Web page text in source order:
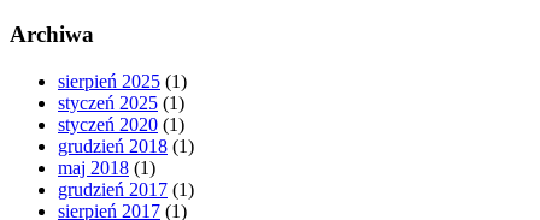
Archiwa
sierpień 2025 (1)
styczeń 2025 (1)
styczeń 2020 (1)
grudzień 2018 (1)
maj 2018 (1)
grudzień 2017 (1)
sierpień 2017 (1)